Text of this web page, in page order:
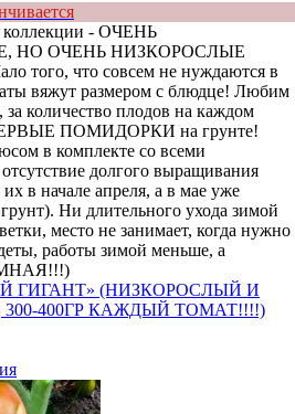
- ОЧЕНЬ
НО ОЧЕНЬ НИЗКОРОСЛЫЕ
того, что совсем не нуждаются в
вяжут размером с блюдце! Любим
за количество плодов на каждом
ПОМИДОРКИ на грунте!
в комплекте со всеми
долгого выращивания
в начале апреля, а в мае уже
Ни длительного ухода зимой
место не занимает, когда нужно
работы зимой меньше, а
ГИГАНТ» (НИЗКОРОСЛЫЙ И
400ГР КАЖДЫЙ ТОМАТ!!!!)